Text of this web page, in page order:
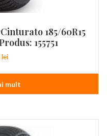
185/60R15
155751
lei
mult